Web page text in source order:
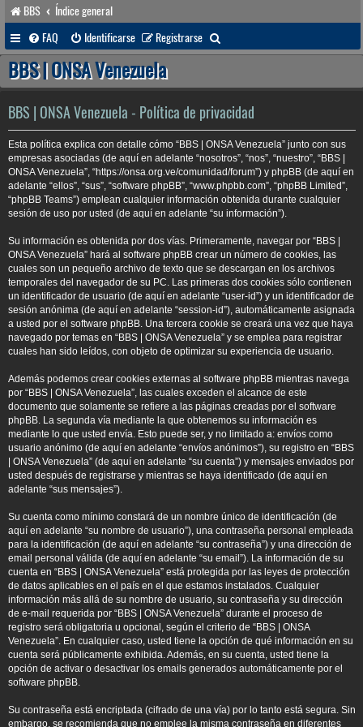
BBS
Índice general
FAQ
Identificarse Registrarse
u
a
r
BBS | ONSA Venezuela
BBS | ONSA Venezuela - Política de privacidad
Esta política explica con detalle cómo “BBS | ONSA Venezuela” junto con sus
empresas asociadas (de aquí en adelante “nosotros”, “nos”, “nuestro”, “BBS |
ONSA Venezuela”, “https://onsa.org.ve/comunidad/forum”) y phpBB (de aquí en
adelante “ellos”, “sus”, “software phpBB”, “www.phpbb.com”, “phpBB Limited”,
“phpBB Teams”) emplean cualquier información obtenida durante cualquier
sesión de uso por usted (de aquí en adelante “su información”).
Su información es obtenida por dos vías. Primeramente, navegar por “BBS |
ONSA Venezuela” hará al software phpBB crear un número de cookies, las
cuales son un pequeño archivo de texto que se descargan en los archivos
temporales del navegador de su PC. Las primeras dos cookies sólo contienen
un identificador de usuario (de aquí en adelante “user-id”) y un identificador de
sesión anónima (de aquí en adelante “session-id”), automáticamente asignada
a usted por el software phpBB. Una tercera cookie se creará una vez que haya
navegado por temas en “BBS | ONSA Venezuela” y se emplea para registrar
cuales han sido leídos, con objeto de optimizar su experiencia de usuario.
Además podemos crear cookies externas al software phpBB mientras navega
por “BBS | ONSA Venezuela”, las cuales exceden el alcance de este
documento que solamente se refiere a las páginas creadas por el software
phpBB. La segunda vía mediante la que obtenemos su información es
mediante lo que usted envía. Esto puede ser, y no limitado a: envíos como
usuario anónimo (de aquí en adelante “envíos anónimos”), su registro en “BBS
| ONSA Venezuela” (de aquí en adelante “su cuenta”) y mensajes enviados por
usted después de registrarse y mientras se haya identificado (de aquí en
adelante “sus mensajes”).
Su cuenta como mínimo constará de un nombre único de identificación (de
aquí en adelante “su nombre de usuario”), una contraseña personal empleada
para la identificación (de aquí en adelante “su contraseña”) y una dirección de
email personal válida (de aquí en adelante “su email”). La información de su
cuenta en “BBS | ONSA Venezuela” está protegida por las leyes de protección
de datos aplicables en el país en el que estamos instalados. Cualquier
información más allá de su nombre de usuario, su contraseña y su dirección
de e-mail requerida por “BBS | ONSA Venezuela” durante el proceso de
registro será obligatoria u opcional, según el criterio de “BBS | ONSA
Venezuela”. En cualquier caso, usted tiene la opción de qué información en su
cuenta será públicamente exhibida. Además, en su cuenta, usted tiene la
opción de activar o desactivar los emails generados automáticamente por el
software phpBB.
Su contraseña está encriptada (cifrado de una vía) por lo tanto está segura. Sin
embargo, se recomienda que no emplee la misma contraseña en diferentes